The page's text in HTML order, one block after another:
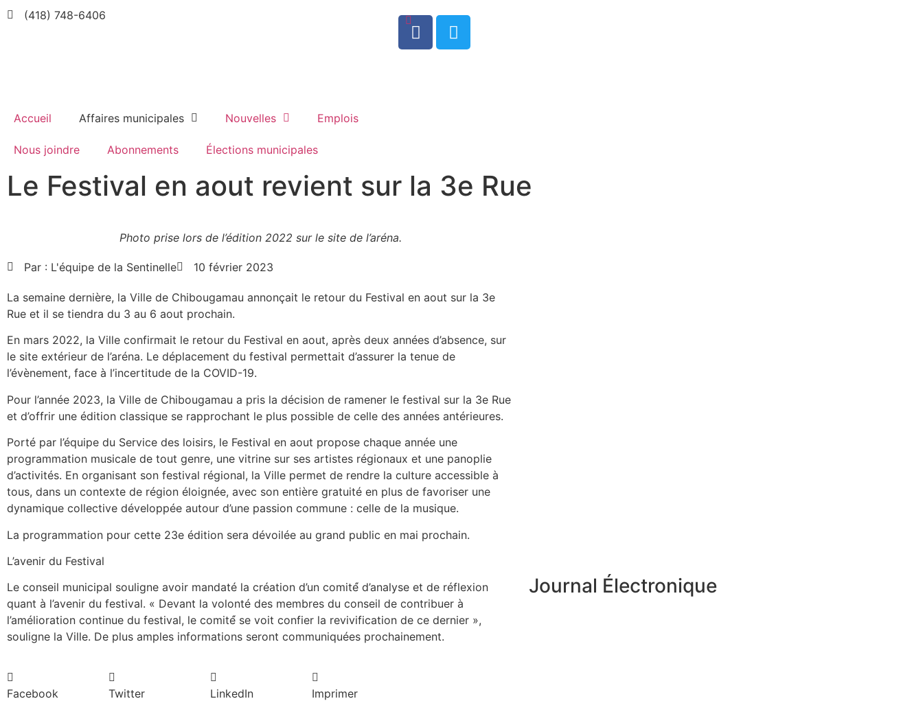
(418) 748-6406
0
Accueil Affaires municipales Nouvelles Emplois
Nous joindre Abonnements Élections municipales
Le Festival en aout revient sur la 3e Rue
Photo prise lors de l’édition 2022 sur le site de l’aréna.
Par : L'équipe de la Sentinelle 10 février 2023
La semaine dernière, la Ville de Chibougamau annonçait le retour du Festival en aout sur la 3e
Rue et il se tiendra du 3 au 6 aout prochain.
En mars 2022, la Ville confirmait le retour du Festival en aout, après deux années d’absence, sur
le site extérieur de l’aréna. Le déplacement du festival permettait d’assurer la tenue de
l’évènement, face à l’incertitude de la COVID-19.
Pour l’année 2023, la Ville de Chibougamau a pris la décision de ramener le festival sur la 3e Rue
et d’offrir une édition classique se rapprochant le plus possible de celle des années antérieures.
Porté par l’équipe du Service des loisirs, le Festival en aout propose chaque année une
programmation musicale de tout genre, une vitrine sur ses artistes régionaux et une panoplie
d’activités. En organisant son festival régional, la Ville permet de rendre la culture accessible à
tous, dans un contexte de région éloignée, avec son entière gratuité en plus de favoriser une
dynamique collective développée autour d’une passion commune : celle de la musique.
La programmation pour cette 23e édition sera dévoilée au grand public en mai prochain.
L’avenir du Festival
Le conseil municipal souligne avoir mandaté la création d’un comité́ d’analyse et de réflexion
quant à l’avenir du festival. « Devant la volonté des membres du conseil de contribuer à
l’amélioration continue du festival, le comité́ se voit confier la revivification de ce dernier »,
souligne la Ville. De plus amples informations seront communiquées prochainement.
Facebook Twitter LinkedIn Imprimer
Journal Électronique